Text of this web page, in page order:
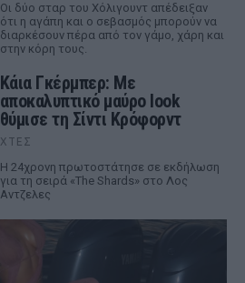
Οι δύο σταρ του Χόλιγουντ απέδειξαν
ότι η αγάπη και ο σεβασμός μπορούν να
διαρκέσουν πέρα από τον γάμο, χάρη και
στην κόρη τους.
Κάια Γκέρμπερ: Με
αποκαλυπτικό μαύρο look
θύμισε τη Σίντι Κρόφορντ
ΧΤΕΣ
Η 24χρονη πρωτοστάτησε σε εκδήλωση
για τη σειρά «The Shards» στο Λος
Αντζελες